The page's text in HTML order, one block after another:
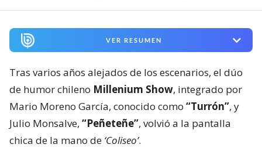
VER RESUMEN
Tras varios años alejados de los escenarios, el dúo
de humor chileno Millenium Show, integrado por
Mario Moreno García, conocido como “Turrón”, y
Julio Monsalve, “Peñeteñe”, volvió a la pantalla
chica de la mano de ‘Coliseo’.